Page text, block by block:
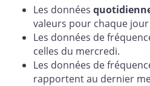
Les données
valeurs pour chaque
Les données de
celles du mercredi.
Les données de
rapportent au dernier